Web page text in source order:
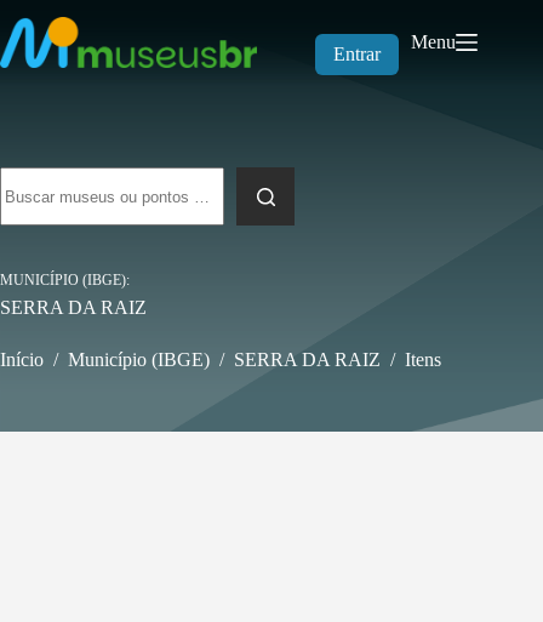
para
o
conteúdo
Entrar
Menu
resultados
MUNICÍPIO (IBGE)
SERRA DA RAIZ
Início / Município (IBGE) / SERRA DA RAIZ / Itens